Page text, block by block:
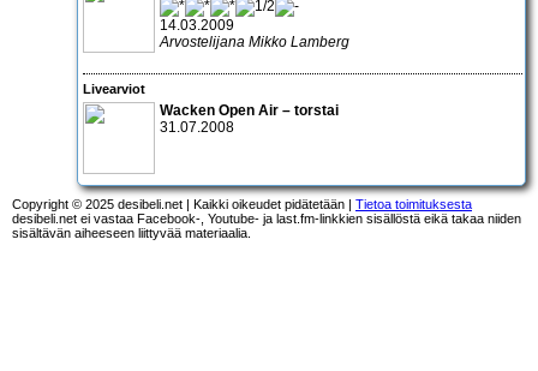
14.03.2009
Arvostelijana Mikko Lamberg
Livearviot
Wacken Open Air – torstai
31.07.2008
Copyright © 2025 desibeli.net | Kaikki oikeudet pidätetään | Tietoa toimituksesta
desibeli.net ei vastaa Facebook-, Youtube- ja last.fm-linkkien sisällöstä eikä takaa niiden
sisältävän aiheeseen liittyvää materiaalia.